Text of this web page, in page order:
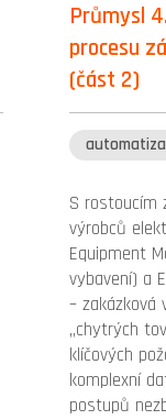
Průmysl
procesu
(část 2)
S rostoucím
výrobců
Equipment
vybavení) a
–
„chytrých
klíčových
komplexní
postupů